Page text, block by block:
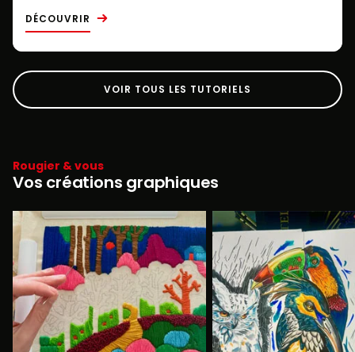
DÉCOUVRIR
VOIR TOUS LES TUTORIELS
Rougier & vous
Vos créations graphiques